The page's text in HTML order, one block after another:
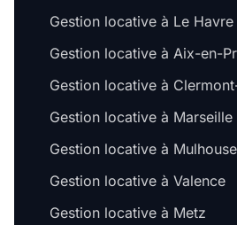
Gestion locative à Le Havre
Gestion locative à Aix-en-
Gestion locative à
Gestion locative à Marseille
Gestion locative à Mulhouse
Gestion locative à Valence
Gestion locative à Metz